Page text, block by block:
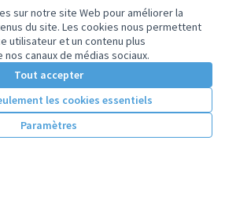
sur notre site Web pour améliorer la
du site. Les cookies nous permettent
utilisateur et un contenu plus
canaux de médias sociaux.
Tout accepter
les cookies essentiels
Paramètres